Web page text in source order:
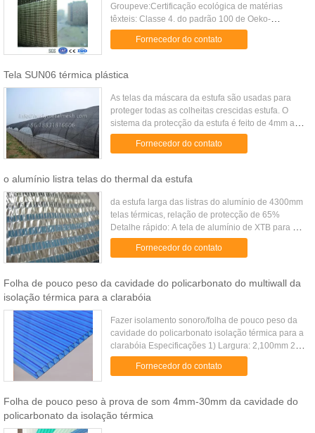
Groupeve:Certificação ecológica de matérias
têxteis: Classe 4. do padrão 100 de Oeko-
Tex.Classificação do fogo: NFPA 701-2004 TM#1,
código administrativo de Califórnia...
Fornecedor do contato
Tela SUN06 térmica plástica
As telas da máscara da estufa são usadas para
proteger todas as colheitas crescidas estufa. O
sistema da protecção da estufa é feito de 4mm as
tiras largas do alumínio e do plástico mantidas
unidas com um fio ...
Fornecedor do contato
o alumínio listra telas do thermal da estufa
da estufa larga das listras do alumínio de 4300mm
telas térmicas, relação de protecção de 65%
Detalhe rápido: A tela de alumínio de XTB para a
protecção e a economia de energia internas é
usada para controlar a ...
Fornecedor do contato
Folha de pouco peso da cavidade do policarbonato do multiwall da
isolação térmica para a clarabóia
Fazer isolamento sonoro/folha de pouco peso da
cavidade do policarbonato isolação térmica para a
clarabóia Especificações 1) Largura: 2,100mm 2)
Comprimento regular: 5800mm/11800mm 3)
Disponível em 4mm-30mm 4) ...
Fornecedor do contato
Folha de pouco peso à prova de som 4mm-30mm da cavidade do
policarbonato da isolação térmica